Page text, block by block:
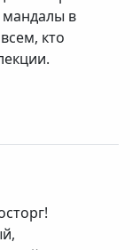
мандалы в
кто